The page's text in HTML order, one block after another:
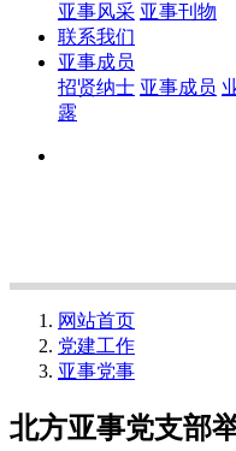
亚事风采 亚事刊物
联系我们
亚事成员
招贤纳士 亚事成员
露
网站首页
党建工作
亚事党事
北方亚事党支部